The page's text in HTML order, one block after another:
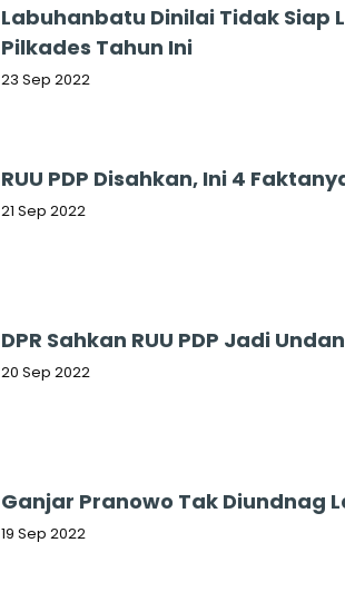
Labuhanbatu Dinilai Tidak Siap
Pilkades Tahun Ini
23 Sep 2022
RUU PDP Disahkan, Ini 4
21 Sep 2022
DPR Sahkan RUU PDP Jadi
20 Sep 2022
Ganjar Pranowo Tak Diundnag
19 Sep 2022